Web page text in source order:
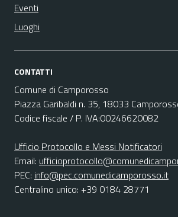
Eventi
Luoghi
CONTATTI
Comune di Camporosso
Piazza Garibaldi n. 35, 18033
Codice fiscale / P. IVA:00246620082
Ufficio Protocollo e Messi Notificatori
Email:
PEC: info@pec.comunedicamporosso.it
Centralino unico: +39 0184 28771